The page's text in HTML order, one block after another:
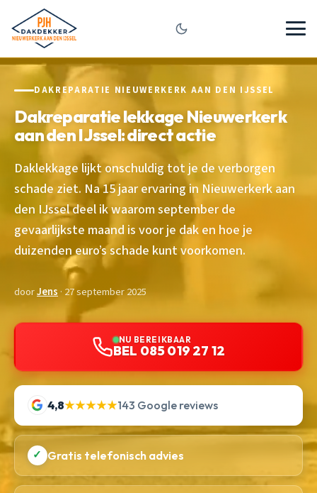
DAKREPARATIE NIEUWERKERK AAN DEN IJSSEL
Dakreparatie lekkage Nieuwerkerk
aan den IJssel: direct actie
Daklekkage lijkt onschuldig tot je de verborgen
schade ziet. Na 15 jaar ervaring in Nieuwerkerk aan
den IJssel deel ik waarom september de
gevaarlijkste maand is voor je dak en hoe je
duizenden euro’s schade kunt voorkomen.
doorJens · 27 september 2025
NU BEREIKBAAR
BEL 085 019 27 12
4,8★★★★★143 Google reviews
✓ Gratis telefonisch advies